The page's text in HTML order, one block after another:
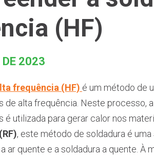
(HF)
DE 2023
frequência (HF) é um método de
de alta frequência. Neste processo,
utilizada para gerar calor nos
, este método de soldadura é
ar quente e a soldadura a quente. À